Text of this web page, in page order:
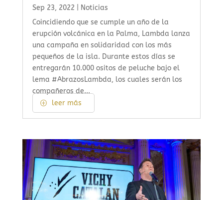
Sep 23, 2022
Noticias
Coincidiendo que se cumple un año de la
erupción volcánica en la Palma, Lambda lanza
una campaña en solidaridad con los más
pequeños de la isla. Durante estos días se
entregarán 10.000 ositos de peluche bajo el
lema #AbrazosLambda, los cuales serán los
compañeros de...
leer más